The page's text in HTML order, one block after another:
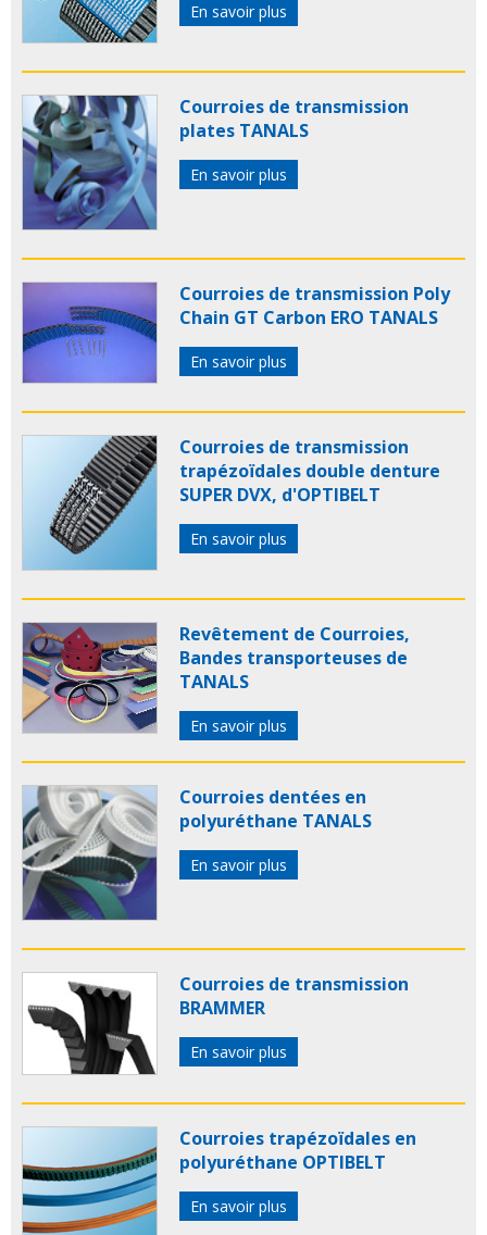
En savoir plus
Courroies de transmission
plates TANALS
En savoir plus
Courroies de transmission Poly
Chain GT Carbon ERO TANALS
En savoir plus
Courroies de transmission
trapézoïdales double denture
SUPER DVX, d'OPTIBELT
En savoir plus
Revêtement de Courroies,
Bandes transporteuses de
TANALS
En savoir plus
Courroies dentées en
polyuréthane TANALS
En savoir plus
Courroies de transmission
BRAMMER
En savoir plus
Courroies trapézoïdales en
polyuréthane OPTIBELT
En savoir plus